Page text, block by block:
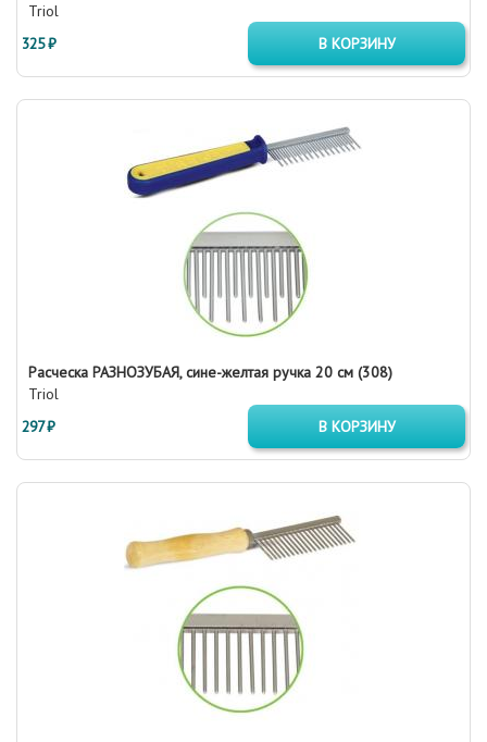
Triol
325 ₽
В КОРЗИНУ
Расческа РАЗНОЗУБАЯ, сине-желтая ручка 20 см (308)
Triol
297 ₽
В КОРЗИНУ